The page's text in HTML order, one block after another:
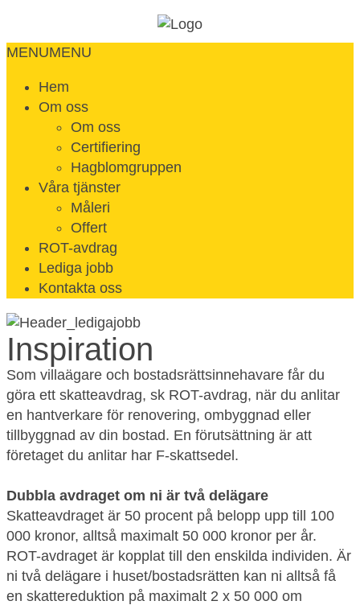
MENUMENU
Hem
Om oss
Om oss
Certifiering
Hagblomgruppen
Våra tjänster
Måleri
Offert
ROT-avdrag
Lediga jobb
Kontakta oss
Inspiration
Som villaägare och bostadsrättsinnehavare får du
göra ett skatteavdrag, sk ROT-avdrag, när du anlitar
en hantverkare för renovering, ombyggnad eller
tillbyggnad av din bostad. En förutsättning är att
företaget du anlitar har F-skattsedel.
Dubbla avdraget om ni är två delägare
Skatteavdraget är 50 procent på belopp upp till 100
000 kronor, alltså maximalt 50 000 kronor per år.
ROT-avdraget är kopplat till den enskilda individen. Är
ni två delägare i huset/bostadsrätten kan ni alltså få
en skattereduktion på maximalt 2 x 50 000 om